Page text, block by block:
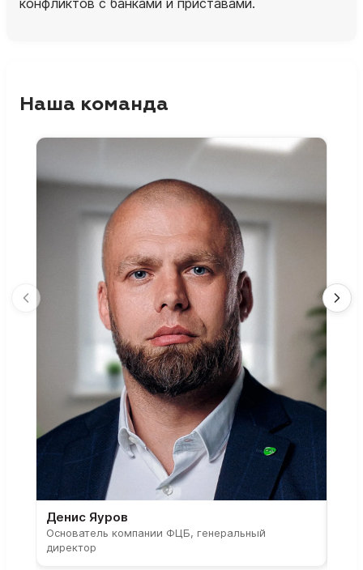
конфликтов с банками и приставами.
Наша команда
Денис Яуров
Основатель компании ФЦБ, генеральный
директор